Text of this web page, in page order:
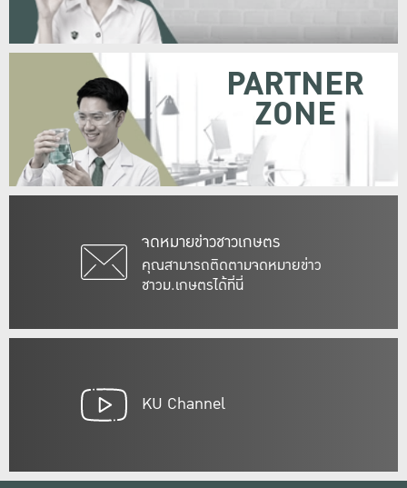
จดหมายข่าวชาวเกษตร
คุณสามารถติดตามจดหมายข่าว
ชาวม.เกษตรได้ที่นี่
PARTNER
ZONE
KU Channel